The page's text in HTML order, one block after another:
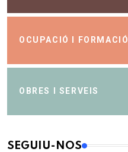
OCUPACIÓ I FORMACIÓ
OBRES I SERVEIS
SEGUIU-NOS